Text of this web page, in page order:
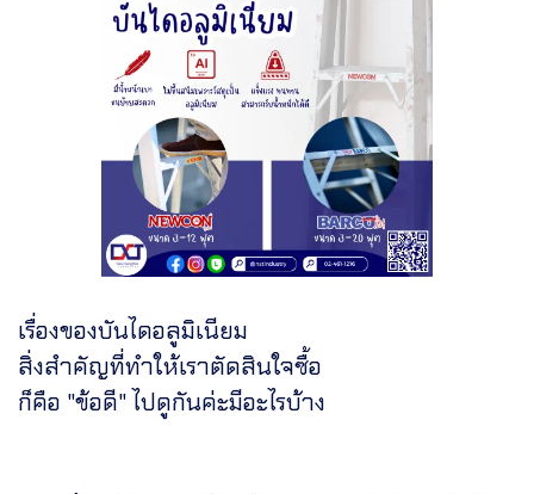
เรื่องของบันไดอลูมิเนียม
สิ่งสำคัญที่ทำให้เราตัดสินใจซื้อ
ก็คือ "ข้อดี" ไปดูกันค่ะมีอะไรบ้าง